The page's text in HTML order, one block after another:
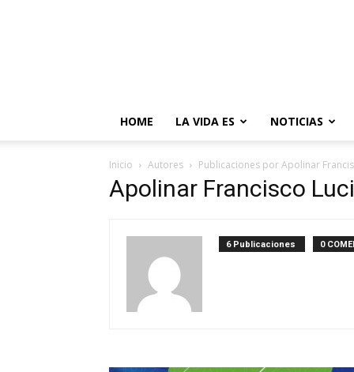
HOME LA VIDA ES NOTICIAS
Inicio Autores Publicaciones por Apolinar
Apolinar Francisco
6 Publicaciones 0